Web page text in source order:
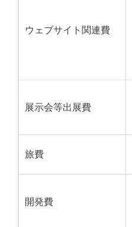
ウェブサイト関連費
展示会等出展費
旅費
開発費